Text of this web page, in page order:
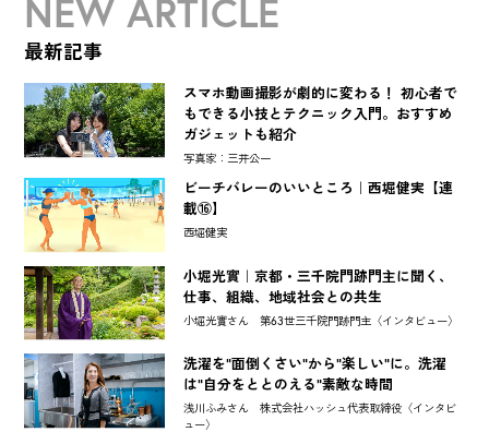
NEW ARTICLE
最新記事
スマホ動画撮影が劇的に変わる！ 初心者で
もできる小技とテクニック入門。おすすめ
ガジェットも紹介
写真家：三井公一
ビーチバレーのいいところ｜西堀健実【連
載⑯】
西堀健実
小堀光實｜京都・三千院門跡門主に聞く、
仕事、組織、地域社会との共生
小堀光實さん 第63世三千院門跡門主〈インタビュー〉
洗濯を"面倒くさい"から"楽しい"に。洗濯
は"自分をととのえる"素敵な時間
浅川ふみさん 株式会社ハッシュ代表取締役〈インタビ
ュー〉